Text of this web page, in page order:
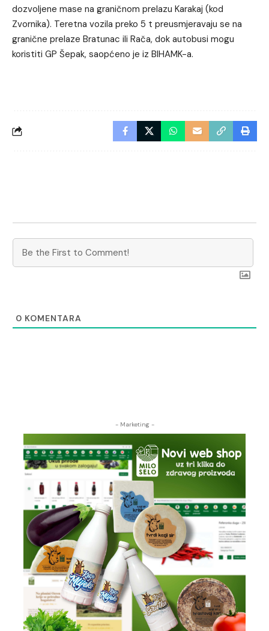
dozvoljene mase na graničnom prelazu Karakaj (kod
Zvornika). Teretna vozila preko 5 t preusmjeravaju se na
granične prelaze Bratunac ili Rača, dok autobusi mogu
koristiti GP Šepak, saopćeno je iz BIHAMK-a.
0 KOMENTARA
- Marketing -